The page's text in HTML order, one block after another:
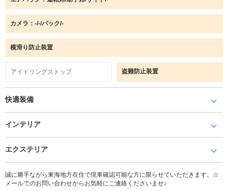
カメラ：-/-/バック/-
横滑り防止装置
アイドリングストップ 盗難防止装置
快適装備
インテリア
エクステリア
誠に勝手ながら東海地方在住で現車確認可能な方に限らせていただきます。☆
メールでのお問い合わせからお気軽にご連絡くださいませ♪